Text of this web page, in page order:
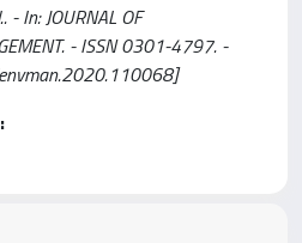
- In: JOURNAL OF
- ISSN 0301-4797. -